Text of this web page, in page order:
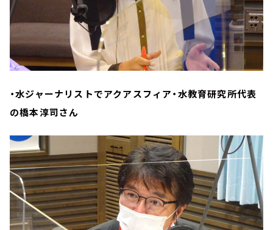
・水ジャーナリストでアクアスフィア・水教育研究所代表
の橋本淳司さん